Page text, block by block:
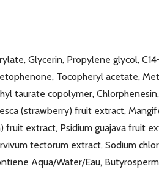
Glycerin, Propylene glycol,
Tocopheryl acetate,
taurate copolymer,
(strawberry) fruit extract,
extract, Psidium guajava fruit
tectorum extract, Sodium
Aqua/Water/Eau,